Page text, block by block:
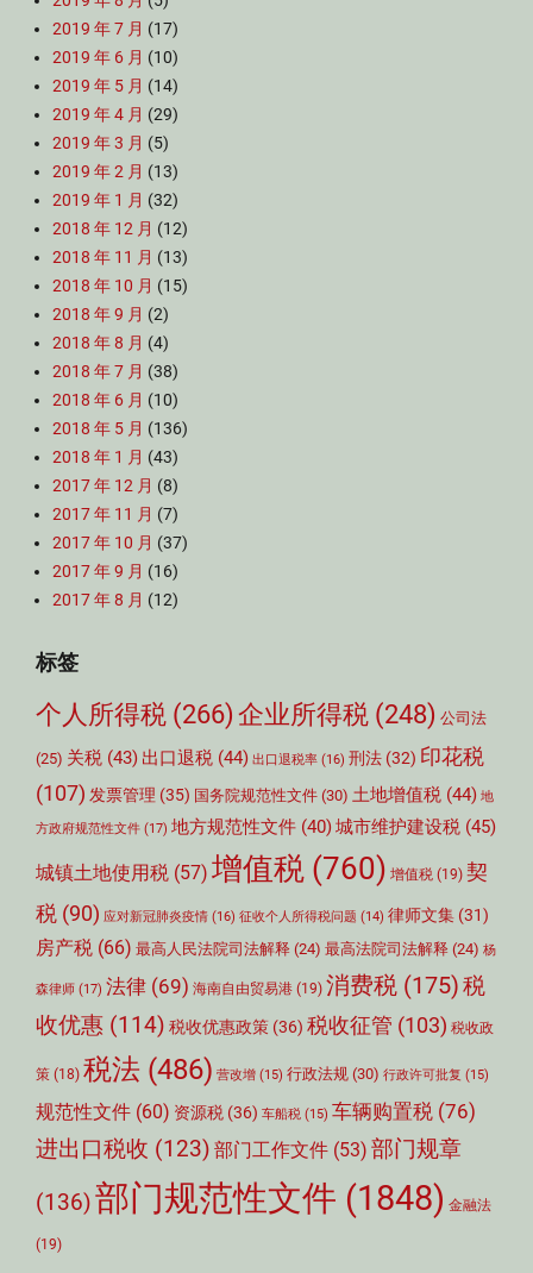
2019 年 7 月 (17)
2019 年 6 月 (10)
2019 年 5 月 (14)
2019 年 4 月 (29)
2019 年 3 月 (5)
2019 年 2 月 (13)
2019 年 1 月 (32)
2018 年 12 月 (12)
2018 年 11 月 (13)
2018 年 10 月 (15)
2018 年 9 月 (2)
2018 年 8 月 (4)
2018 年 7 月 (38)
2018 年 6 月 (10)
2018 年 5 月 (136)
2018 年 1 月 (43)
2017 年 12 月 (8)
2017 年 11 月 (7)
2017 年 10 月 (37)
2017 年 9 月 (16)
2017 年 8 月 (12)
标签
个人所得税 (266) 企业所得税 (248) 公司法
(25) 关税 (43) 出口退税 (44) 出口退税率 (16) 刑法 (32) 印花税
(107) 发票管理 (35) 国务院规范性文件 (30) 土地增值税 (44) 地
方政府规范性文件 (17) 地方规范性文件 (40)城市维护建设税 (45)
城镇土地使用税 (57) 增值税 (760) 增值税 (19) 契
税 (90) 应对新冠肺炎疫情 (16) 征收个人所得税问题 (14) 律师文集 (31)
房产税 (66) 最高人民法院司法解释 (24) 最高法院司法解释 (24) 杨
森律师 (17) 法律 (69) 海南自由贸易港 (19) 消费税 (175)税
收优惠 (114) 税收优惠政策 (36) 税收征管 (103) 税收政
策 (18) 税法 (486) 营改增 (15) 行政法规 (30) 行政许可批复 (15)
规范性文件 (60) 资源税 (36) 车船税 (15) 车辆购置税 (76)
进出口税收 (123) 部门工作文件 (53) 部门规章
(136)部门规范性文件 (1848) 金融法
(19)